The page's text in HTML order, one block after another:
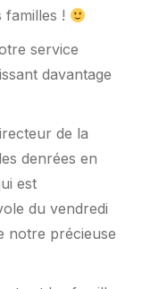
!
service
davantage
de la
denrées en
est
du vendredi
notre précieuse